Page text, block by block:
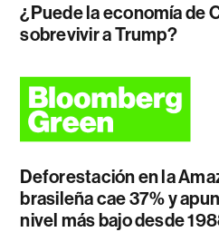
¿Puede la economía de
sobrevivir a Trump?
Deforestación en la
brasileña cae 37% y
nivel más bajo desde